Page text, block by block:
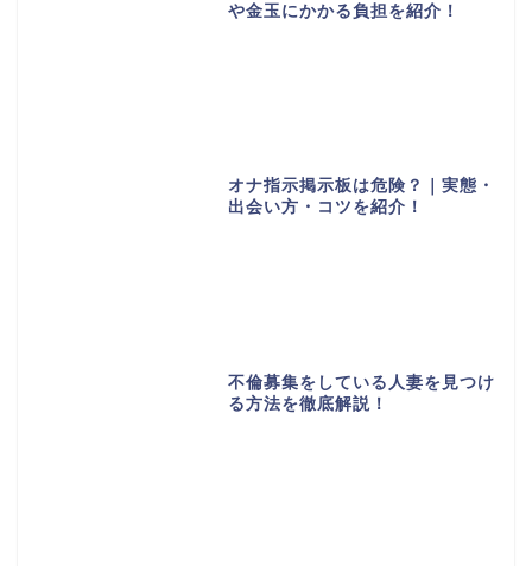
や金玉にかかる負担を紹介！
オナ指示掲示板は危険？｜実態・
出会い方・コツを紹介！
不倫募集をしている人妻を見つけ
る方法を徹底解説！